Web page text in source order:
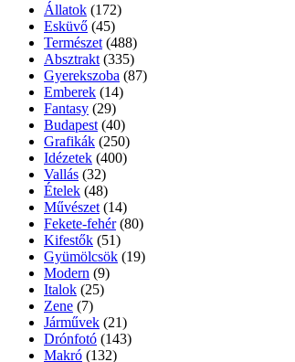
Állatok (172)
Esküvő (45)
Természet (488)
Absztrakt (335)
Gyerekszoba (87)
Emberek (14)
Fantasy (29)
Budapest (40)
Grafikák (250)
Idézetek (400)
Vallás (32)
Ételek (48)
Művészet (14)
Fekete-fehér (80)
Kifestők (51)
Gyümölcsök (19)
Modern (9)
Italok (25)
Zene (7)
Járművek (21)
Drónfotó (143)
Makró (132)